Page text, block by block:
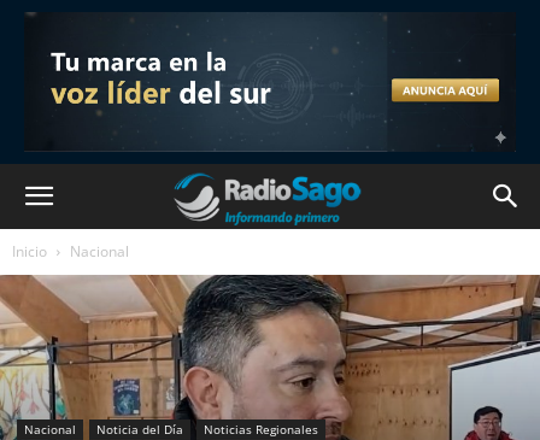
Inicio Nacional
Nacional Noticia del Día Noticias Regionales